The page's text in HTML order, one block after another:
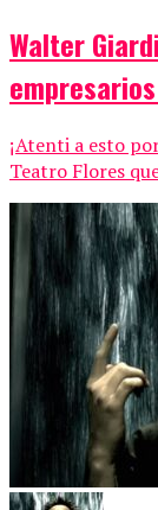
Walter
¡Atenti a esto
Teatro Flores